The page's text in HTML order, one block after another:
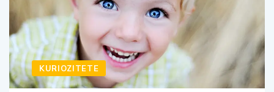
KURIOZITETE